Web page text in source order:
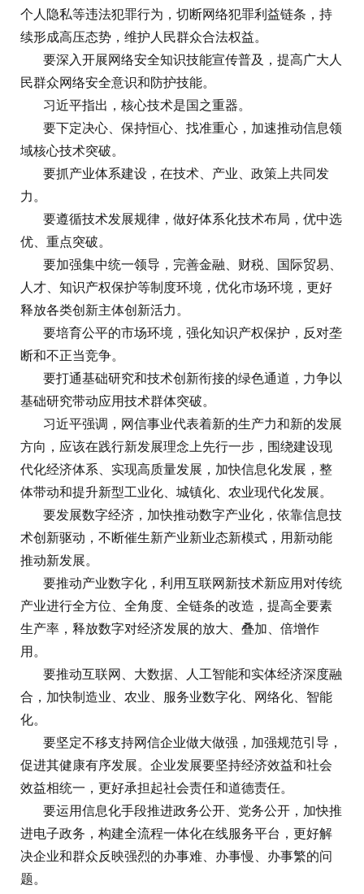
个人隐私等违法犯罪行为，切断网络犯罪利益链条，持
续形成高压态势，维护人民群众合法权益。
要深入开展网络安全知识技能宣传普及，提高广大人
民群众网络安全意识和防护技能。
习近平指出，核心技术是国之重器。
要下定决心、保持恒心、找准重心，加速推动信息领
域核心技术突破。
要抓产业体系建设，在技术、产业、政策上共同发
力。
要遵循技术发展规律，做好体系化技术布局，优中选
优、重点突破。
要加强集中统一领导，完善金融、财税、国际贸易、
人才、知识产权保护等制度环境，优化市场环境，更好
释放各类创新主体创新活力。
要培育公平的市场环境，强化知识产权保护，反对垄
断和不正当竞争。
要打通基础研究和技术创新衔接的绿色通道，力争以
基础研究带动应用技术群体突破。
习近平强调，网信事业代表着新的生产力和新的发展
方向，应该在践行新发展理念上先行一步，围绕建设现
代化经济体系、实现高质量发展，加快信息化发展，整
体带动和提升新型工业化、城镇化、农业现代化发展。
要发展数字经济，加快推动数字产业化，依靠信息技
术创新驱动，不断催生新产业新业态新模式，用新动能
推动新发展。
要推动产业数字化，利用互联网新技术新应用对传统
产业进行全方位、全角度、全链条的改造，提高全要素
生产率，释放数字对经济发展的放大、叠加、倍增作
用。
要推动互联网、大数据、人工智能和实体经济深度融
合，加快制造业、农业、服务业数字化、网络化、智能
化。
要坚定不移支持网信企业做大做强，加强规范引导，
促进其健康有序发展。企业发展要坚持经济效益和社会
效益相统一，更好承担起社会责任和道德责任。
要运用信息化手段推进政务公开、党务公开，加快推
进电子政务，构建全流程一体化在线服务平台，更好解
决企业和群众反映强烈的办事难、办事慢、办事繁的问
题。